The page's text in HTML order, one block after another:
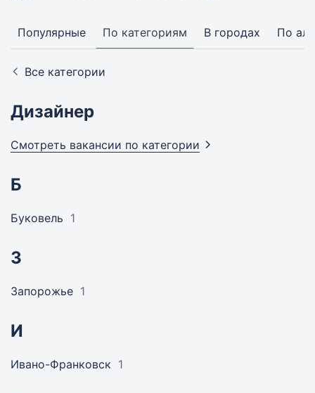
Популярные По категориям В городах По
Все категории
Дизайнер
Смотреть вакансии по категории
Б
Буковель 1
З
Запорожье 1
И
Ивано-Франковск 1